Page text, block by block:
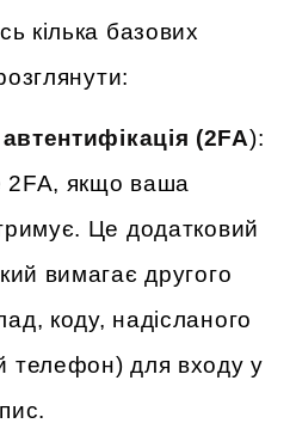
кілька базових
(2FA):
2FA, якщо ваша
Це додатковий
вимагає другого
коду, надісланого
телефон) для входу у